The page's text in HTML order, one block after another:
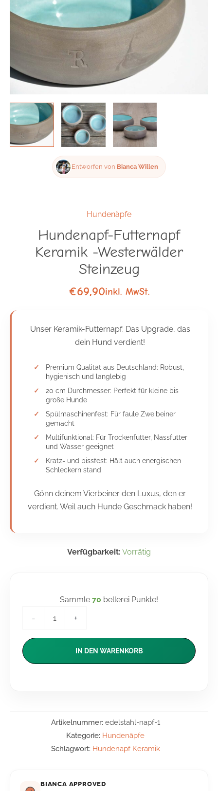
Entworfen von Bianca Willen
Hundenäpfe
Hundenapf-Futternapf
Keramik -Westerwälder
Steinzeug
€69,90inkl. MwSt.
Unser Keramik-Futternapf: Das Upgrade, das
dein Hund verdient!
Premium Qualität aus Deutschland: Robust,
hygienisch und langlebig
20 cm Durchmesser: Perfekt für kleine bis
große Hunde
Spülmaschinenfest: Für faule Zweibeiner
gemacht
Multifunktional: Für Trockenfutter, Nassfutter
und Wasser geeignet
Kratz- und bissfest: Hält auch energischen
Schleckern stand
Gönn deinem Vierbeiner den Luxus, den er
verdient. Weil auch Hunde Geschmack haben!
Verfügbarkeit: Vorrätig
Sammle 70 bellerei Punkte!
-
-
Westerwälder
+
IN DEN WARENKORB
Artikelnummer: edelstahl-napf-1
Kategorie: Hundenäpfe
Schlagwort: Hundenapf Keramik
BIANCA APPROVED